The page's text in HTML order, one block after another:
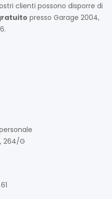
clienti possono disporre di
presso Garage 2004,
264/G